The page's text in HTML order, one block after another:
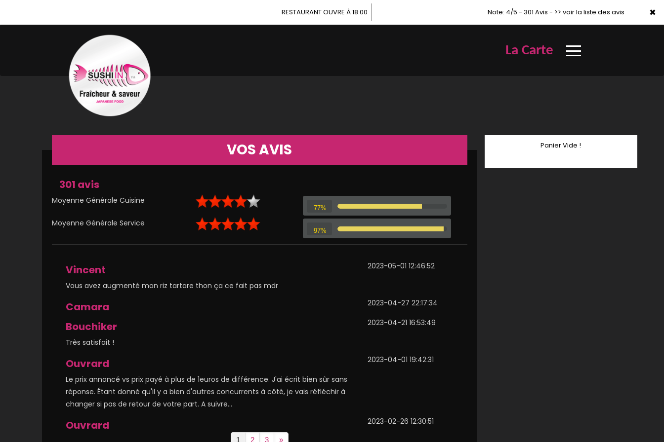
×
RESTAURANT OUVRE À 18:00 Note: 4/5 - 301 Avis - >> voir la liste des avis
La Carte
×
VOS AVIS
301 avis
Moyenne Générale Cuisine
77%
Moyenne Générale Service
97%
Vincent
Vous avez augmenté mon riz tartare thon ça ce fait pas mdr
2023-05-01 12:46:52
Camara 2023-04-27 22:17:34
Bouchiker
Très satisfait !
2023-04-21 16:53:49
Ouvrard
Le prix annoncé vs prix payé à plus de 1euros de différence. J'ai écrit bien sûr sans
réponse. Étant donné qu'il y a bien d'autres concurrents à côté, je vais réfléchir à
changer si pas de retour de votre part. A suivre...
2023-04-01 19:42:31
Ouvrard 2023-02-26 12:30:51
1 2 3 »
Panier Vide !